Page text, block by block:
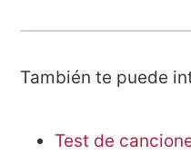
También te puede
Test de